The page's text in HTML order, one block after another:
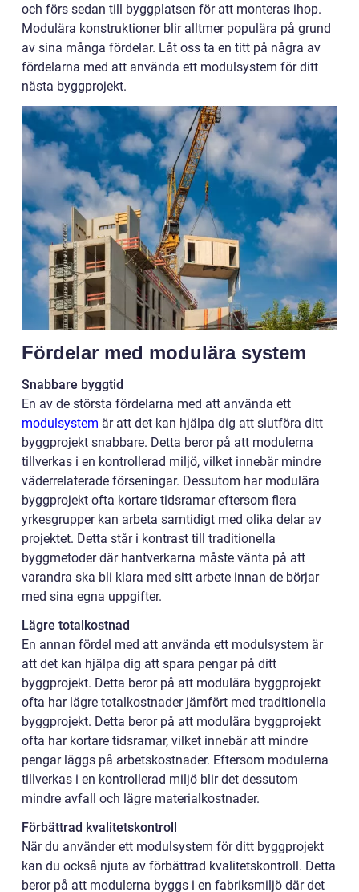
och förs sedan till byggplatsen för att monteras ihop.
Modulära konstruktioner blir alltmer populära på grund
av sina många fördelar. Låt oss ta en titt på några av
fördelarna med att använda ett modulsystem för ditt
nästa byggprojekt.
Fördelar med modulära system
Snabbare byggtid
En av de största fördelarna med att använda ett
modulsystem är att det kan hjälpa dig att slutföra ditt
byggprojekt snabbare. Detta beror på att modulerna
tillverkas i en kontrollerad miljö, vilket innebär mindre
väderrelaterade förseningar. Dessutom har modulära
byggprojekt ofta kortare tidsramar eftersom flera
yrkesgrupper kan arbeta samtidigt med olika delar av
projektet. Detta står i kontrast till traditionella
byggmetoder där hantverkarna måste vänta på att
varandra ska bli klara med sitt arbete innan de börjar
med sina egna uppgifter.
Lägre totalkostnad
En annan fördel med att använda ett modulsystem är
att det kan hjälpa dig att spara pengar på ditt
byggprojekt. Detta beror på att modulära byggprojekt
ofta har lägre totalkostnader jämfört med traditionella
byggprojekt. Detta beror på att modulära byggprojekt
ofta har kortare tidsramar, vilket innebär att mindre
pengar läggs på arbetskostnader. Eftersom modulerna
tillverkas i en kontrollerad miljö blir det dessutom
mindre avfall och lägre materialkostnader.
Förbättrad kvalitetskontroll
När du använder ett modulsystem för ditt byggprojekt
kan du också njuta av förbättrad kvalitetskontroll. Detta
beror på att modulerna byggs i en fabriksmiljö där det